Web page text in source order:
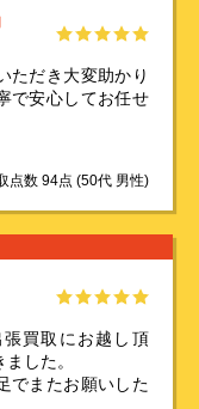
ただき大変助かり
で安心してお任せ
点数 94点 (50代 男性)
買取にお越し頂
した。
でまたお願いした